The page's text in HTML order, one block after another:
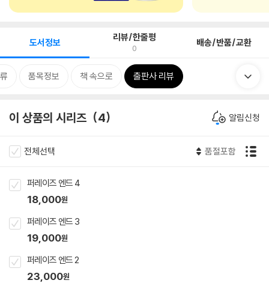
도서정보 리뷰/한줄평
0 배송/반품/교환
품목정보 책 속으로 출판사 리뷰
이 상품의 시리즈 4 알림신청
전체선택 품절포함
퍼레이즈 엔드 4
18,000원
퍼레이즈 엔드 3
19,000원
퍼레이즈 엔드 2
23,000원